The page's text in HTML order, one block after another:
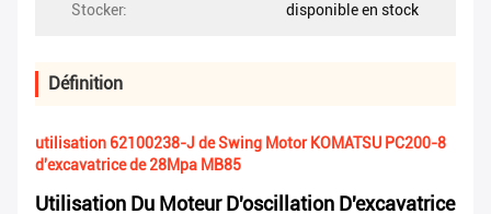
Stocker: disponible en stock
Définition
utilisation 62100238-J de Swing Motor KOMATSU PC200-8
d'excavatrice de 28Mpa MB85
Utilisation Du Moteur D'oscillation D'excavatrice